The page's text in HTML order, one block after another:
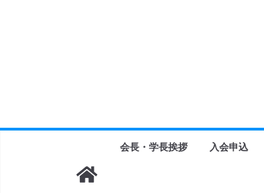
会長・学長挨拶 入会申込